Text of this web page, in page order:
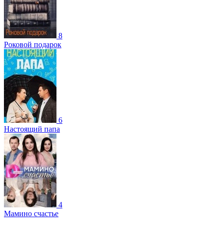
8
Роковой подарок
6
Настоящий папа
4
Мамино счастье